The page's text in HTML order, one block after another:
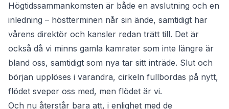
Högtidssammankomsten är både en avslutning och en
inledning – höstterminen når sin ände, samtidigt har
vårens direktör och kansler redan trätt till. Det är
också då vi minns gamla kamrater som inte längre är
bland oss, samtidigt som nya tar sitt inträde. Slut och
början upplöses i varandra, cirkeln fullbordas på nytt,
flödet sveper oss med, men flödet är vi.
Och nu återstår bara att, i enlighet med de